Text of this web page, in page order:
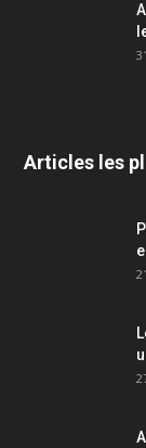
Articles les